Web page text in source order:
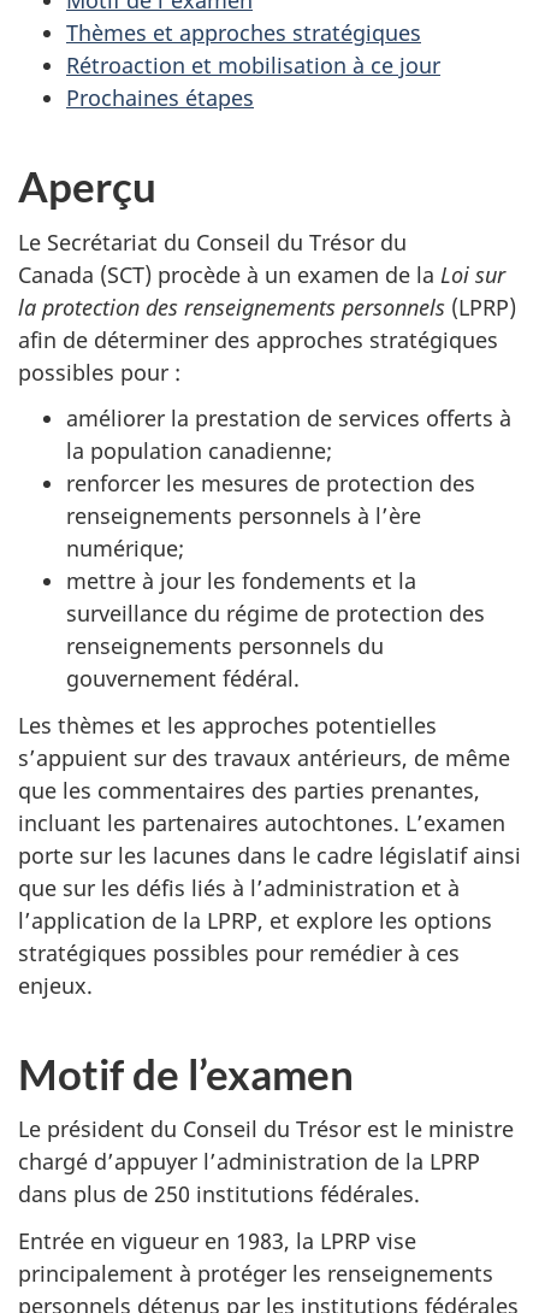
Thèmes et approches stratégiques
Rétroaction et mobilisation à ce jour
Prochaines étapes
Aperçu
Le Secrétariat du Conseil du Trésor du
Canada (SCT) procède à un examen de la Loi sur
la protection des renseignements personnels (LPRP)
afin de déterminer des approches stratégiques
possibles pour :
améliorer la prestation de services offerts à
la population canadienne;
renforcer les mesures de protection des
renseignements personnels à l’ère
numérique;
mettre à jour les fondements et la
surveillance du régime de protection des
renseignements personnels du
gouvernement fédéral.
Les thèmes et les approches potentielles
s’appuient sur des travaux antérieurs, de même
que les commentaires des parties prenantes,
incluant les partenaires autochtones. L’examen
porte sur les lacunes dans le cadre législatif ainsi
que sur les défis liés à l’administration et à
l’application de la LPRP, et explore les options
stratégiques possibles pour remédier à ces
enjeux.
Motif de l’examen
Le président du Conseil du Trésor est le ministre
chargé d’appuyer l’administration de la LPRP
dans plus de 250 institutions fédérales.
Entrée en vigueur en 1983, la LPRP vise
principalement à protéger les renseignements
personnels détenus par les institutions fédérales